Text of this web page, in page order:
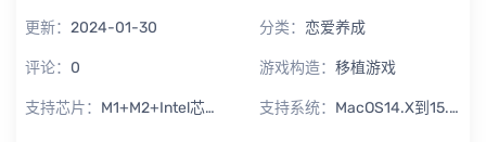
更新： 2024-01-30 分类： 恋爱养成
评论： 0 游戏构造： 移植游戏
支持芯片： M1+M2+Intel芯片通用 支持系统： MacOS14.X到15.X Sequoia